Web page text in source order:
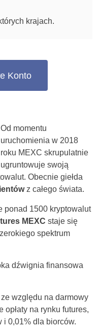
krajach.
Konto
Od momentu
uruchomienia w 2018
roku MEXC skrupulatnie
ugruntowuje swoją
Obecnie giełda
z całego świata.
ponad 1500 kryptowalut
MEXC staje się
spektrum
dźwignia finansowa
względu na darmowy
na rynku futures,
i 0,01% dla biorców.